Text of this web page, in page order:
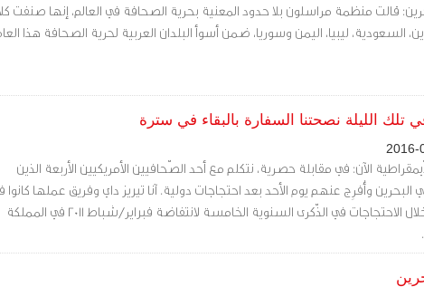
قالت منظمة مراسلون بلا حدود المعنية بحرية الصحافة في العالم، إنها صنفت
السعودية، ليبيا، اليمن وسوريا، ضمن أسوأ البلدان العربية لحرية الصحافة هذا
تلك الليلة نصحتنا السفارة بالبقاء في سترة
الآن: في مقابلة حصرية، نتكلم مع أحد الصّحافيين الأمريكيين الأربعة الذين
البحرين وأُفرِج عنهم يوم الأحد بعد احتجاجات دولية. آنا تيريز داي وفريق عملها كانوا
البحرين خلال الاحتجاجات في الذّكرى السنوية الخامسة لانتفاضة فبراير/شباط 2011 في المملكة